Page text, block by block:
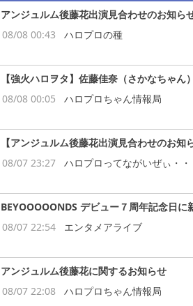
アンジュルム後藤花出演見合わせのお知ら
08/08 00:43
ハロプロの種
【強火ハロヲタ】佐藤佳奈（さかなちゃん
08/08 00:05
ハロプロちゃん情報局
【アンジュルム後藤花出演見合わせのお知
08/07 23:27
ハロプロってながいぜぃ・・
BEYOOOOONDS デビュー７周年記念日
08/07 22:54
エンタメアライブ
アンジュルム後藤花に関するお知らせ
08/07 22:08
ハロプロちゃん情報局